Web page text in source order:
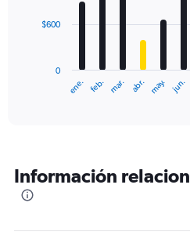
The
categories.
The
ene. feb. mar. abr. may. jun.
0
$600
Información